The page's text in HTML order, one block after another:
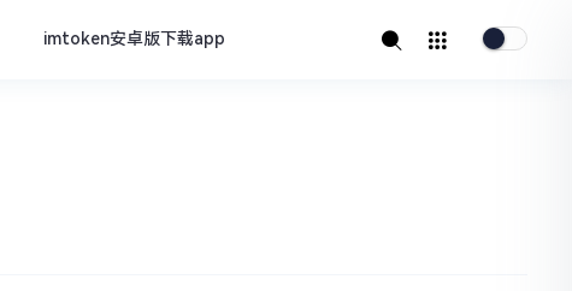
imtoken安卓版下载app